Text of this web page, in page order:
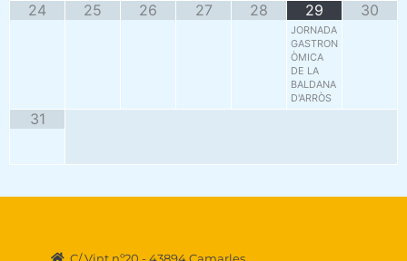
24 25 26 27 28 29
JORNADA
GASTRON
ÒMICA
DE LA
BALDANA
D'ARRÒS
30
31
C/ Vint nº20 - 43894 Camarles